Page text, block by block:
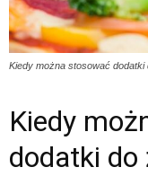
Kiedy można stosować dodatki
Kiedy
dodatki do